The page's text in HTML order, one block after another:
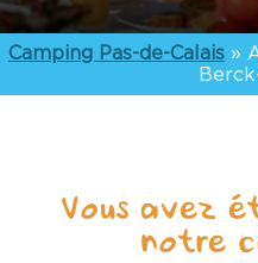
Camping Pas-de-Calais »
Vous avez
notre